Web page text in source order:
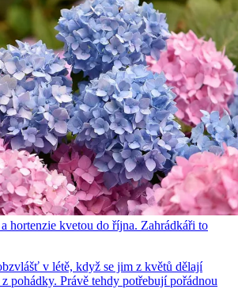
hortenzie kvetou do října. Zahrádkáři to
v létě, když se jim z květů dělají
pohádky. Právě tehdy potřebují pořádnou